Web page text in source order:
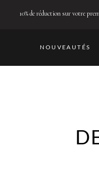
10% de réduction sur votre
NOUVEAUTÉS